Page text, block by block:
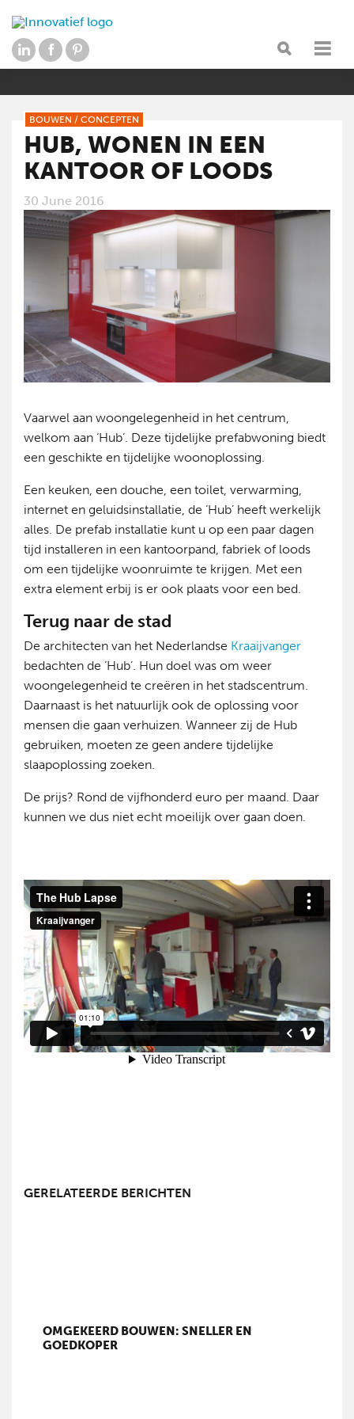
BOUWEN / CONCEPTEN
HUB, WONEN IN EEN
KANTOOR OF LOODS
30 June 2016
Vaarwel aan woongelegenheid in het centrum,
welkom aan ‘Hub’. Deze tijdelijke prefabwoning biedt
een geschikte en tijdelijke woonoplossing.
Een keuken, een douche, een toilet, verwarming,
internet en geluidsinstallatie, de ‘Hub’ heeft werkelijk
alles. De prefab installatie kunt u op een paar dagen
tijd installeren in een kantoorpand, fabriek of loods
om een tijdelijke woonruimte te krijgen. Met een
extra element erbij is er ook plaats voor een bed.
Terug naar de stad
De architecten van het Nederlandse Kraaijvanger
bedachten de ‘Hub’. Hun doel was om weer
woongelegenheid te creëren in het stadscentrum.
Daarnaast is het natuurlijk ook de oplossing voor
mensen die gaan verhuizen. Wanneer zij de Hub
gebruiken, moeten ze geen andere tijdelijke
slaapoplossing zoeken.
De prijs? Rond de vijfhonderd euro per maand. Daar
kunnen we dus niet echt moeilijk over gaan doen.
GERELATEERDE BERICHTEN
OMGEKEERD BOUWEN: SNELLER EN
GOEDKOPER